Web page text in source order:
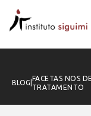
BLOG
FACETAS NOS
TRATAMENTO